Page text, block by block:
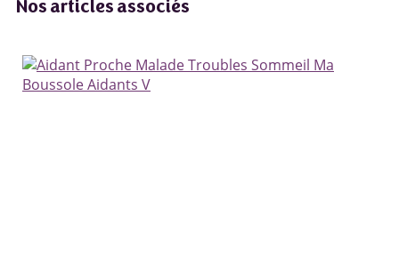
Nos articles associés